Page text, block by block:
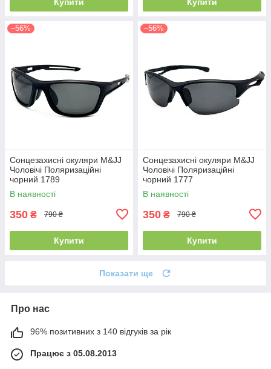
–56%
Сонцезахисні окуляри M&JJ
Чоловічі Поляризаційні
чорний 1789
В наявності
350 ₴ 790 ₴
Купити
–56%
Сонцезахисні окуляри M&JJ
Чоловічі Поляризаційні
чорний 1777
В наявності
350 ₴ 790 ₴
Купити
Показати ще
Про нас
96% позитивних з 140 відгуків за рік
Працює з 05.08.2013